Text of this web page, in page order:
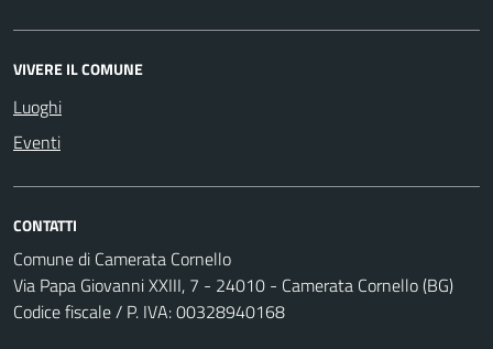
VIVERE IL COMUNE
Luoghi
Eventi
CONTATTI
Comune di Camerata Cornello
Via Papa Giovanni XXIII, 7 - 24010 - Camerata Cornello (BG)
Codice fiscale / P. IVA: 00328940168